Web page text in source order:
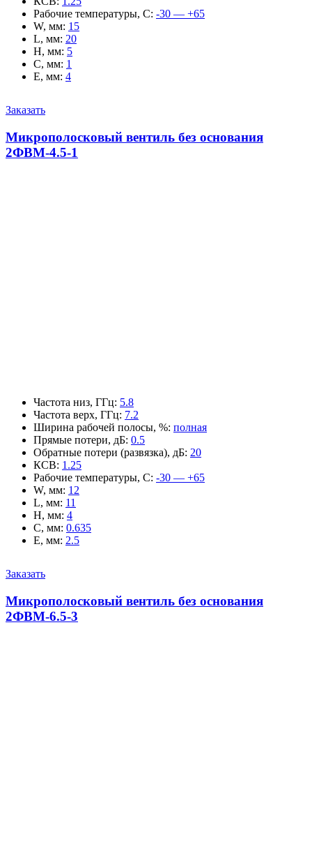
Рабочие температуры, С: -30 — +65
W, мм: 15
L, мм: 20
H, мм: 5
C, мм: 1
E, мм: 4
Заказать
Микрополосковый вентиль без основания
2ФВМ-4.5-1
Частота низ, ГГц: 5.8
Частота верх, ГГц: 7.2
Ширина рабочей полосы, %: полная
Прямые потери, дБ: 0.5
Обратные потери (развязка), дБ: 20
КСВ: 1.25
Рабочие температуры, С: -30 — +65
W, мм: 12
L, мм: 11
H, мм: 4
C, мм: 0.635
E, мм: 2.5
Заказать
Микрополосковый вентиль без основания
2ФВМ-6.5-3